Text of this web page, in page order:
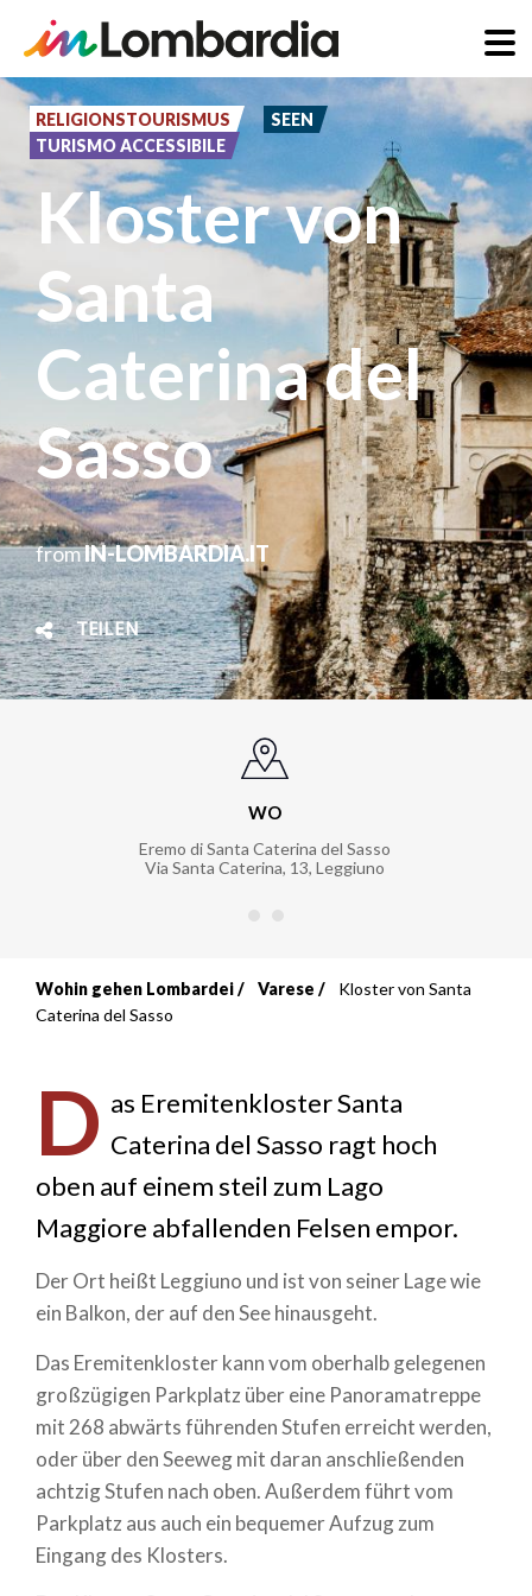
Direkt
zum
Inhalt
RELIGIONSTOURISMUS
SEEN
TURISMO ACCESSIBILE
Kloster von
Santa
Caterina del
Sasso
fromIN-LOMBARDIA.IT
TEILEN
WO
Eremo di Santa Caterina del Sasso
Via Santa Caterina, 13, Leggiuno
Breadcrumb
Wohin gehen Lombardei Varese
Kloster von Santa
Caterina del Sasso
D as Eremitenkloster Santa
Caterina del Sasso ragt hoch
oben auf einem steil zum Lago
Maggiore abfallenden Felsen empor.
Der Ort heißt Leggiuno und ist von seiner Lage wie
ein Balkon, der auf den See hinausgeht.
Das Eremitenkloster kann vom oberhalb gelegenen
großzügigen Parkplatz über eine Panoramatreppe
mit 268 abwärts führenden Stufen erreicht werden,
oder über den Seeweg mit daran anschließenden
achtzig Stufen nach oben. Außerdem führt vom
Parkplatz aus auch ein bequemer Aufzug zum
Eingang des Klosters.